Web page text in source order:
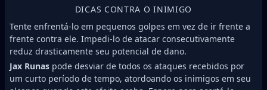
DICAS CONTRA O INIMIGO
Tente enfrentá-lo em pequenos golpes em vez de ir frente a
frente contra ele. Impedi-lo de atacar consecutivamente
reduz drasticamente seu potencial de dano.
Jax Runas pode desviar de todos os ataques recebidos por
um curto período de tempo, atordoando os inimigos em seu